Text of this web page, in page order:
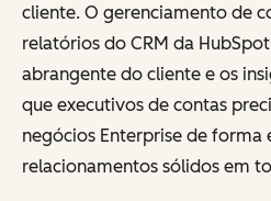
cliente. O gerenciamento de
relatórios do CRM da
abrangente do cliente e os
que executivos de contas
negócios Enterprise de forma
relacionamentos sólidos em